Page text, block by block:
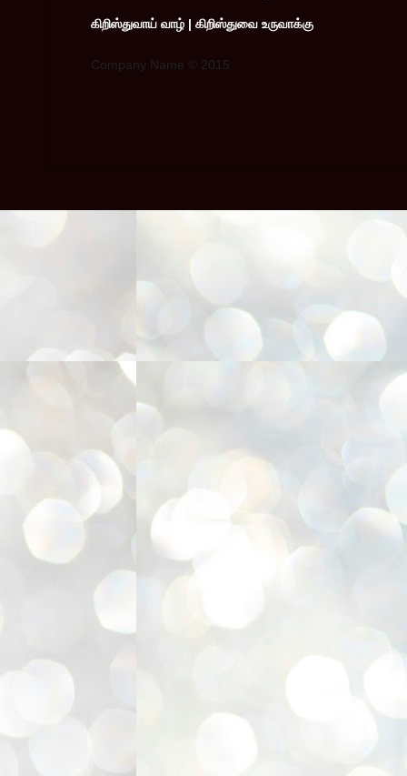
கிறிஸ்துவாய் வாழ் | கிறிஸ்துவை உருவாக்கு
Company Name © 2015